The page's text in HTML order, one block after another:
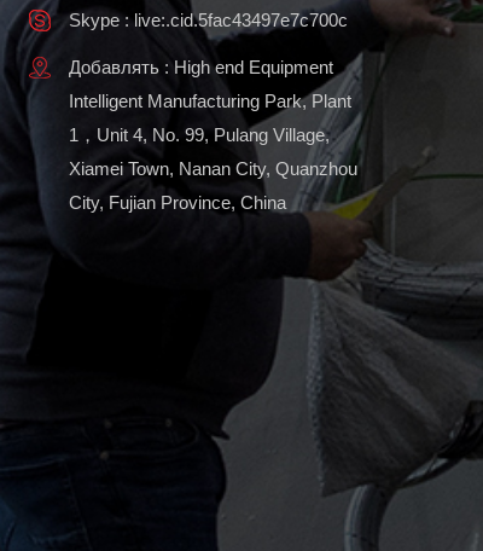
Skype : live:.cid.5fac43497e7c700c
Добавлять : High end Equipment
Intelligent Manufacturing Park, Plant
1，Unit 4, No. 99, Pulang Village,
Xiamei Town, Nanan City, Quanzhou
City, Fujian Province, China